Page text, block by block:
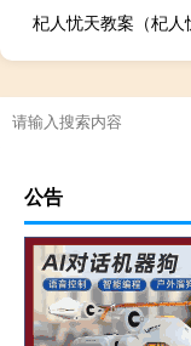
公告